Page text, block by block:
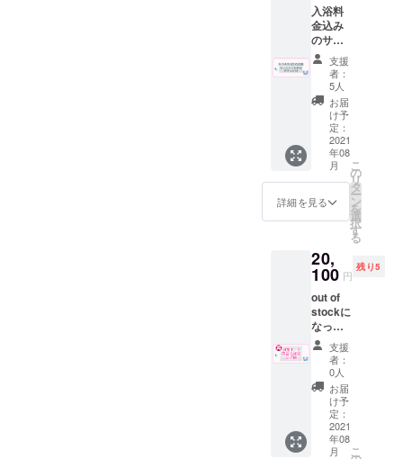
ち着い
て風合
いが増
しま
す。 グ
ラスに
ついて
喫茶深
海の屋
号をプ
リント
した
ウォー
ターグ
ラスで
す。 サ
円周
210mm
口径
6.7×高
さ８cm
ンをご
依頼さ
せて頂
きまし
た。 ク
ラウド
ファン
ディン
グ終了
後の受
注生産
となり
ますの
送は８
月中頃
りま
す。 グ
ラスに
ついて
喫茶深
海の屋
号をプ
リント
した
ウォー
ターグ
ラスで
す。 サ
イズ
してお
りま
す。 ※
送料は
プロ
ジェク
トオー
ナー負
担とな
りま
す。
（使用
時に喫
茶での
酒類の
販売が
可能の
場合）
但し未
成年の
方はソ
フトド
リンク
のみの
ご注文
限2022
年９月
送は９
月中頃
を予定
してお
りま
す。 ※
入札件
数が多
い場
合、追
加生産
枚”と"
ポスト
カー
ド"と”
グラ
ス”と”
てぬぐ
い”と”T
シャ
ツ”と”
ステッ
カー”を
同封し
てお送
※ドリン
ク券は
過去に
使用し
てい
た”サウ
ナ100円
引き
券”を代
用致し
ます。
※ドリン
ク券は
アル
入浴料
金込み
のサウ
ナ値引
きの回
数券30
枚（サ
ウナ料
金200円
→110
円）と
喫茶ド
リンク
15杯分
の回数
券を同
お送り
させて
頂きま
す。 ※
ドリン
ク券は
過去に
使用し
てい
た”サウ
ナ100円
引き
券”を代
用致し
支援
者：
5人
お届
け予
定：
2021
年08
月
詳細を見る
こ
の
リ
タ
ー
ン
を
選
択
す
る
20,
100 円
残り5
out of
stockに
なって
いたこ
ちらの
プラン
を再追
加致し
まし
た！リ
ターン
品の内
支援
者：
0人
お届
け予
定：
2021
年08
月
こ